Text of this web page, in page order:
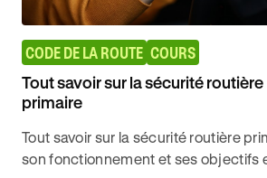
CODE DE LA ROUTE COURS
Tout savoir sur la sécurité routière
primaire
Tout savoir sur la sécurité routière
son fonctionnement et ses objectifs